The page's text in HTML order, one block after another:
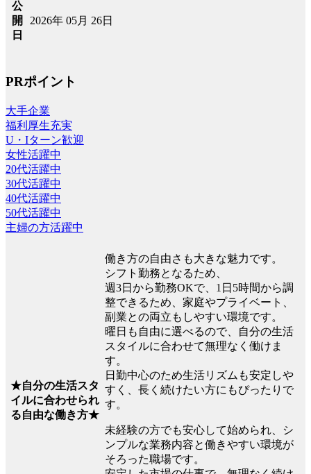
公
開
日
2026年 05月 26日
PRポイント
大手企業
福利厚生充実
U・Iターン歓迎
女性活躍中
20代活躍中
30代活躍中
40代活躍中
50代活躍中
主婦の方活躍中
★自分の生活スタ
イルに合わせられ
る自由な働き方★
働き方の自由さも大きな魅力です。
シフト勤務となるため、
週3日から勤務OKで、1日5時間から調
整できるため、家庭やプライベート、
副業との両立もしやすい環境です。
曜日も自由に選べるので、自分の生活
スタイルに合わせて無理なく働けま
す。
日勤中心のため生活リズムも安定しや
すく、長く続けたい方にもぴったりで
す。
未経験の方でも安心して始められ、シ
ンプルな業務内容と働きやすい環境が
そろった職場です。